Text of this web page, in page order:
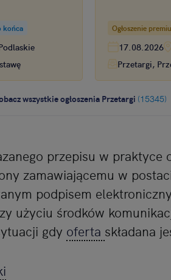
końca Ogłoszenie
17.08.2026
Przetargi,
wszystkie ogłoszenia Przetargi (15345)
przepisu w praktyce
zamawiającemu w
podpisem
użyciu środków
gdy oferta składana